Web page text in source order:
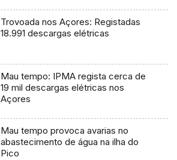
Trovoada nos Açores: Registadas
18.991 descargas elétricas
Mau tempo: IPMA regista cerca de
19 mil descargas elétricas nos
Açores
Mau tempo provoca avarias no
abastecimento de água na ilha do
Pico